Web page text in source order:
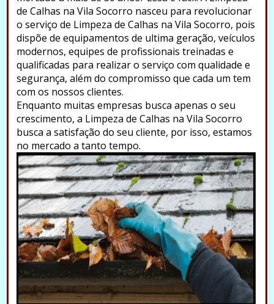
de Calhas na Vila Socorro nasceu para revolucionar
o serviço de Limpeza de Calhas na Vila Socorro, pois
dispõe de equipamentos de ultima geração, veículos
modernos, equipes de profissionais treinadas e
qualificadas para realizar o serviço com qualidade e
segurança, além do compromisso que cada um tem
com os nossos clientes.
Enquanto muitas empresas busca apenas o seu
crescimento, a Limpeza de Calhas na Vila Socorro
busca a satisfação do seu cliente, por isso, estamos
no mercado a tanto tempo.